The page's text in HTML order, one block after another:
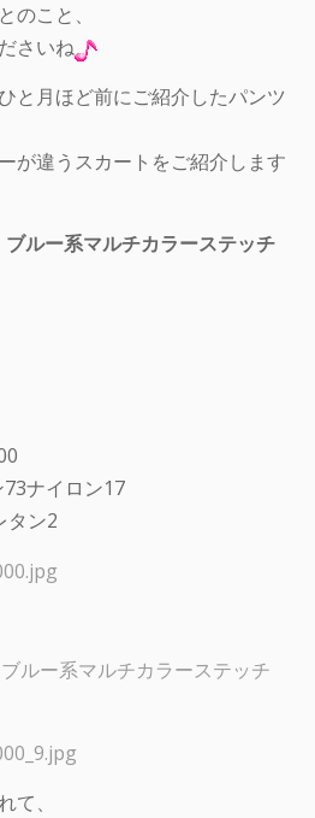
のこと、
さいね
と月ほど前にご紹介したパンツ
が違うスカートをご紹介します
ルー系マルチカラーステッチ
ナイロン17
タン2
ルー系マルチカラーステッチ
て、